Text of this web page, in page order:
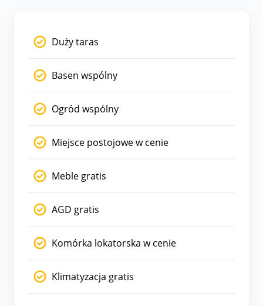
Duży taras
Basen wspólny
Ogród wspólny
Miejsce postojowe w cenie
Meble gratis
AGD gratis
Komórka lokatorska w cenie
Klimatyzacja gratis